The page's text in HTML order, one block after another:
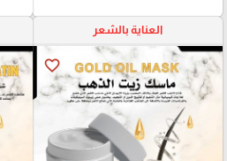
العناية بالشعر
favorite_border